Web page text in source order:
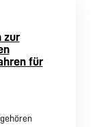
zur
für